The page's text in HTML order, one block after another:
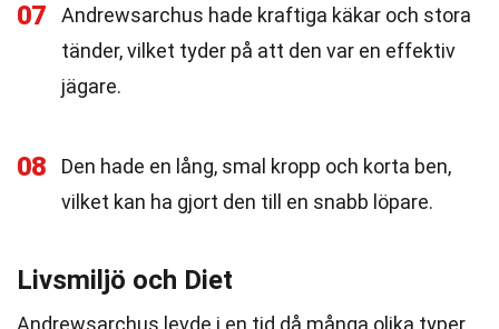
07
Andrewsarchus hade kraftiga käkar och stora
tänder, vilket tyder på att den var en effektiv
jägare.
08
Den hade en lång, smal kropp och korta ben,
vilket kan ha gjort den till en snabb löpare.
Livsmiljö och Diet
Andrewsarchus levde i en tid då många olika typer